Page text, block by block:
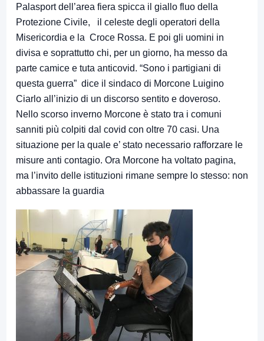
Palasport dell’area fiera spicca il giallo fluo della
Protezione Civile, il celeste degli operatori della
Misericordia e la Croce Rossa. E poi gli uomini in
divisa e soprattutto chi, per un giorno, ha messo da
parte camice e tuta anticovid. “Sono i partigiani di
questa guerra” dice il sindaco di Morcone Luigino
Ciarlo all’inizio di un discorso sentito e doveroso.
Nello scorso inverno Morcone è stato tra i comuni
sanniti più colpiti dal covid con oltre 70 casi. Una
situazione per la quale e’ stato necessario rafforzare le
misure anti contagio. Ora Morcone ha voltato pagina,
ma l’invito delle istituzioni rimane sempre lo stesso: non
abbassare la guardia